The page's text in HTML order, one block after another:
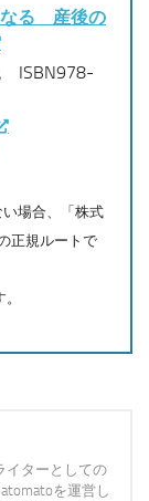
なる 産後の
ISBN978-
場合、「株式
正規ルートで
イターとしての
を運営し